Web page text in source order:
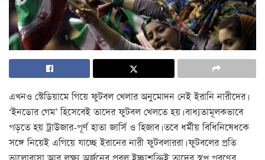
এখনও স্টেডিয়ামে গিয়ে ফুটবল খেলার অনুমোদন নেই ইরানি নারীদের।
‘ইনডোর গেম’ হিসেবেই তাদের ফুটবল খেলতে হয়। বাধ্যতামূলকভাবে
পড়তে হয় ট্রাউজার-পূর্ণ হাতা জার্সি ও হিজাব। তবে ধর্মীয় বিধিনিষেধকে
সঙ্গে নিয়েই এগিয়ে যাচ্ছে ইরানের নারী ফুটবলাররা। ফুটবলের প্রতি